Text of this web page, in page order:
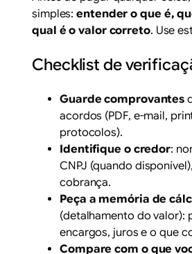
simples:entender o que é,
qual é o valor correto. Use
Checklist de
Guarde comprovantes
acordos (PDF, e-mail,
protocolos).
Identifique o credor:
CNPJ (quando
cobrança.
Peça a memória de
(detalhamento do valor):
encargos, juros e o que
Compare com o que